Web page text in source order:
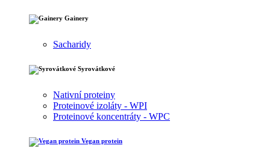
Gainery
Sacharidy
Syrovátkové
Nativní proteiny
Proteinové izoláty - WPI
Proteinové koncentráty - WPC
Vegan protein